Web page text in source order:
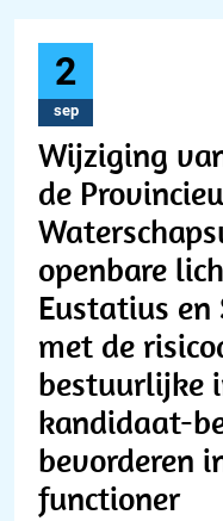
2
sep
Wijziging
de
openbare
Eustatius
met de
bestuurlijke
kandidaat-
bevorderen
functioner